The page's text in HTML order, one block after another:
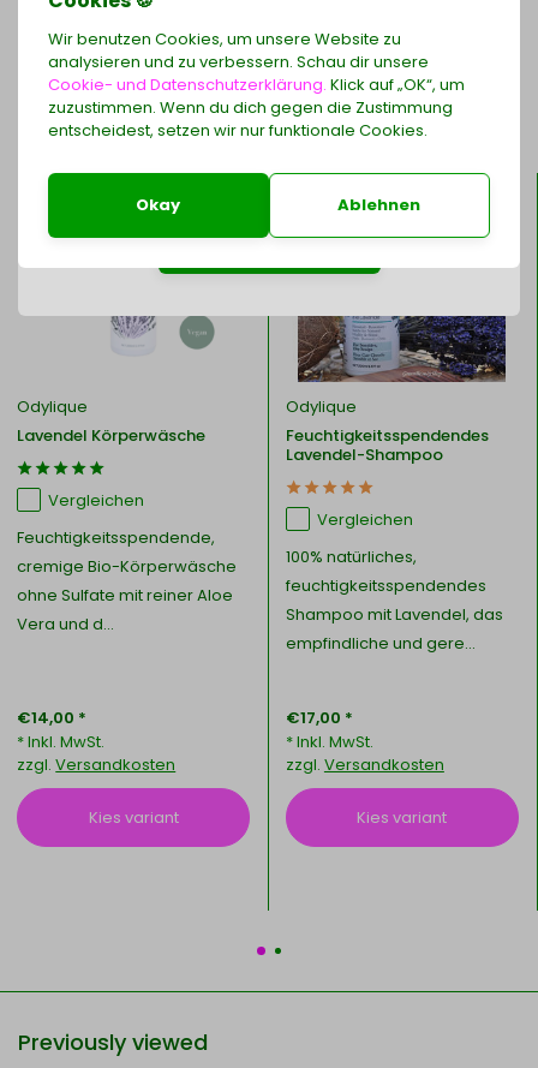
Erhalten Sie 2 exklusive Haarspangen als
zu Ihrer LE ROUGE FRANÇAIS-Bestellung ab 79 €
Jetzt einkaufen
Wir benutzen Cookies, um unsere Website zu
analysieren und zu verbessern. Schau dir unsere
Cookie- und Datenschutzerklärung. Klick auf „OK“, um
zuzustimmen. Wenn du dich gegen die Zustimmung
entscheidest, setzen wir nur funktionale Cookies.
Okay Ablehnen
Eigene Bewertung erstellen
Also interesting
Odylique
Lavendel Körperwäsche
Vergleichen
Feuchtigkeitsspendende,
cremige Bio-Körperwäsche
ohne Sulfate mit reiner Aloe
Vera und d...
€14,00 *
* Inkl. MwSt.
zzgl.Versandkosten
Kies variant
Odylique
Feuchtigkeitsspendendes
Lavendel-Shampoo
Vergleichen
100% natürliches,
feuchtigkeitsspendendes
Shampoo mit Lavendel, das
empfindliche und gere...
€17,00 *
* Inkl. MwSt.
zzgl. Versandkosten
Kies variant
Previously viewed